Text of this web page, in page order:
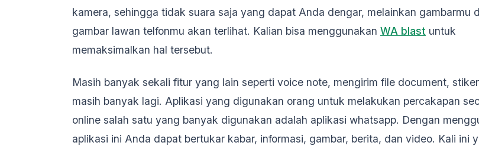
kamera, sehingga tidak suara saja yang dapat Anda dengar, melainkan gambarmu
gambar lawan telfonmu akan terlihat. Kalian bisa menggunakan WA blast untuk
memaksimalkan hal tersebut.
Masih banyak sekali fitur yang lain seperti voice note, mengirim file document,
masih banyak lagi. Aplikasi yang digunakan orang untuk melakukan percakapan
online salah satu yang banyak digunakan adalah aplikasi whatsapp. Dengan
aplikasi ini Anda dapat bertukar kabar, informasi, gambar, berita, dan video. Kali ini